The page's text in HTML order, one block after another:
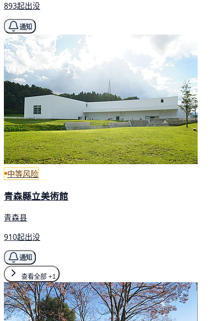
893起出没
通知
中等风险
青森縣立美術館
青森县
910起出没
通知
查看全部 +1